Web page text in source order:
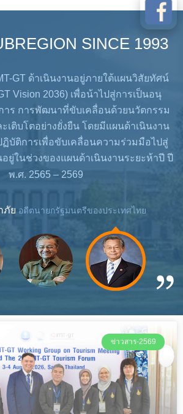
SINCE 1993
GT ด้าเนินงานอยู่ภายใต้แผนวิสัยทัศน์
Vision 2036) เพื่อน้าไปสู่การเป็นอนุ
ร การพัฒนาที่ขับเคลื่อนด้วยนวัตกรรม
เติบโตอย่างยั่งยืน โดยมีแผนด้าเนินงาน
ฏิบัติการเพื่อขับเคลื่อนความร่วมมือไปสู่
ยู่ในช่วงของแผนด้าเนินงานระยะห้าปี ปี
พ.ศ. 2565 – 2569
ภัย อดีตนายกรัฐมนตรีของประเทศไทย
ข่าวสาร-2569